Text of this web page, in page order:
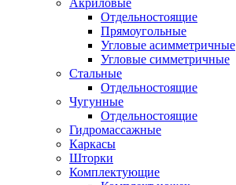
Акриловые
Отдельностоящие
Прямоугольные
Угловые асимметричные
Угловые симметричные
Стальные
Отдельностоящие
Чугунные
Отдельностоящие
Гидромассажные
Каркасы
Шторки
Комплектующие